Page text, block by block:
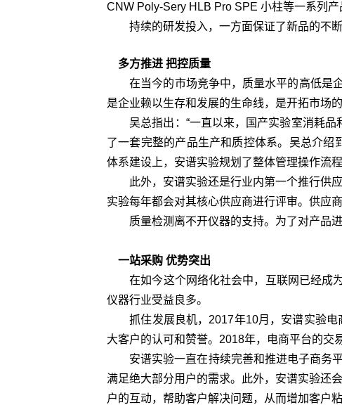
CNW Poly-Sery HLB Pro SPE 小柱等一系列产
持续的研发投入，一方面保证了新品的不断
多方推进 把控质量
在当今的市场竞争中，质量水平的高低是企
是企业赖以生存和发展的生命线，是开拓市场
吴总指出：“一直以来，国产实验室消耗品
了一套完整的产品生产和质控体系。吴总介
体系建设上，安谱实验规划了整体管理操作流
此外，安谱实验还是行业内第一个推行供应
实验每年都会对其核心供应商进行评审。供应
质量检测离不开仪器的支持。为了对产品进
一站采购 优势突出
在如今这个网络化社会中，互联网已经成为
仪器行业受益良多。
抓住发展良机，2017年10月，安谱实验电
大客户的认可和赞誉。2018年，电商平台的交
安谱实验一直在持续完善和推进电子商务平
满足绝大部分用户的需求。此外，安谱实验还
户的互动，帮助客户解决问题，从而增加客户粘